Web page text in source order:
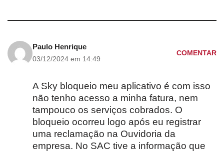
Paulo Henrique
03/12/2024 em 14:49
COMENTAR
A Sky bloqueio meu aplicativo é com isso
não tenho acesso a minha fatura, nem
tampouco os serviços cobrados. O
bloqueio ocorreu logo após eu registrar
uma reclamação na Ouvidoria da
empresa. No SAC tive a informação que